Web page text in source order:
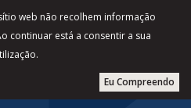
web não recolhem informação
continuar está a consentir a sua
Eu Compreendo